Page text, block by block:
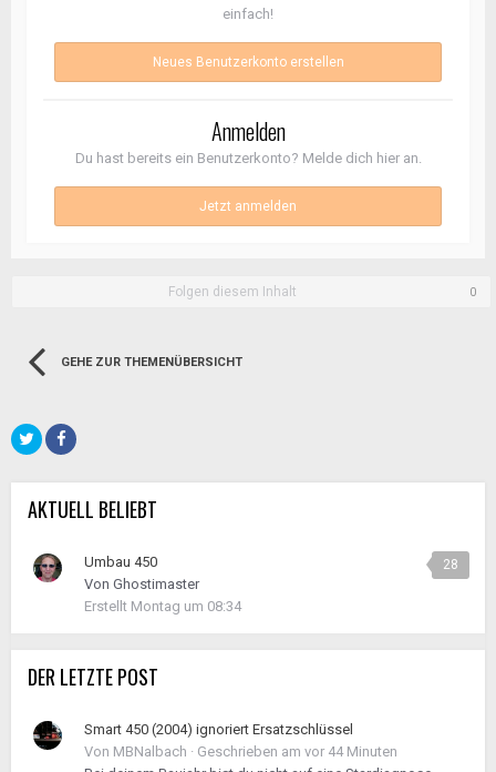
einfach!
Neues Benutzerkonto erstellen
Anmelden
Du hast bereits ein Benutzerkonto? Melde dich hier an.
Jetzt anmelden
Folgen diesem Inhalt 0
GEHE ZUR THEMENÜBERSICHT
AKTUELL BELIEBT
28
Umbau 450
Von Ghostimaster
Erstellt Montag um 08:34
DER LETZTE POST
Smart 450 (2004) ignoriert Ersatzschlüssel
Von MBNalbach · Geschrieben am vor 44 Minuten